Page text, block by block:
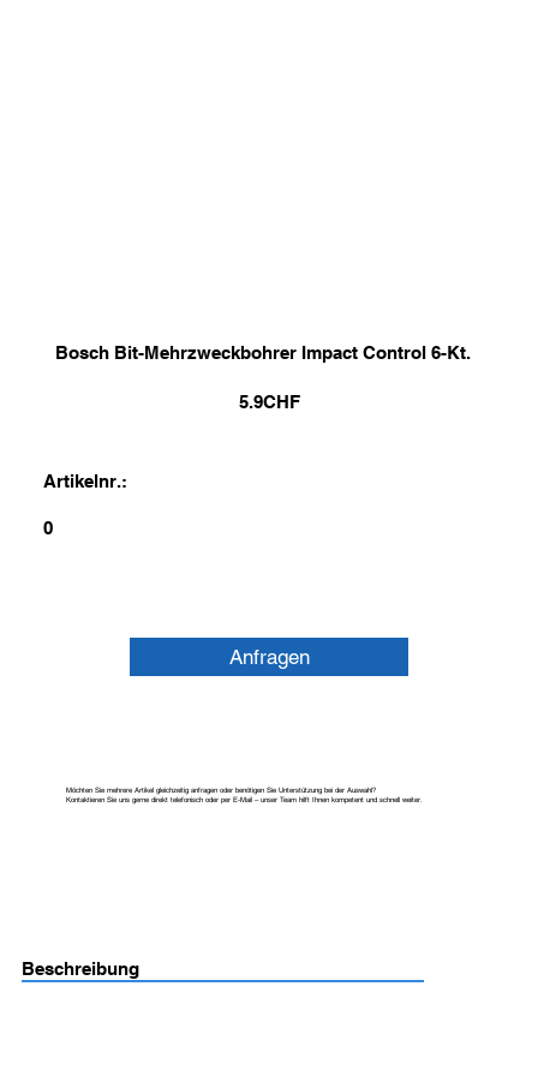
Bosch Bit-Mehrzweckbohrer Impact Control 6-Kt.
5.9CHF
Artikelnr.:
0
Anfragen
Möchten Sie mehrere Artikel gleichzeitig anfragen oder benötigen Sie Unterstützung bei der Auswahl?
Kontaktieren Sie uns gerne direkt telefonisch oder per E-Mail – unser Team hilft Ihnen kompetent und schnell weiter.
Beschreibung